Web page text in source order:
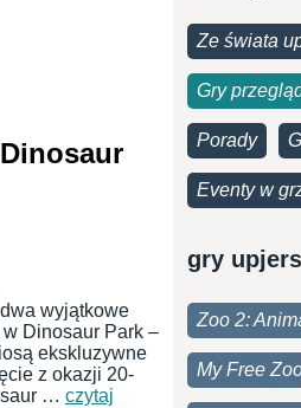
wyjątkowe
Dinosaur Park –
ekskluzywne
z okazji 20-
… czytaj
Ze świata
Gry
Porady
Eventy w
gry upjers
Zoo 2:
My Free